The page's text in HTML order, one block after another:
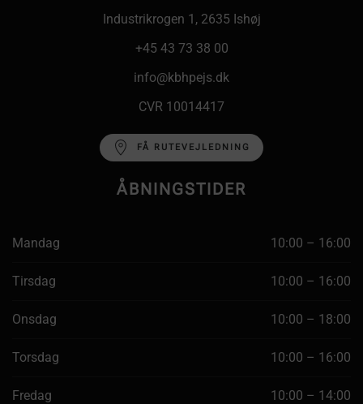
Industrikrogen 1, 2635 Ishøj
+45 43 73 38 00
info@kbhpejs.dk
CVR 10014417
FÅ RUTEVEJLEDNING
ÅBNINGSTIDER
Mandag 10:00 – 16:00
Tirsdag 10:00 – 16:00
Onsdag 10:00 – 18:00
Torsdag 10:00 – 16:00
Fredag 10:00 – 14:00